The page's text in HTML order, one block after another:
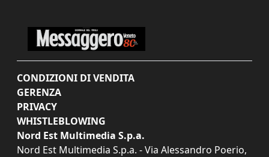
CONDIZIONI DI VENDITA
GERENZA
PRIVACY
WHISTLEBLOWING
Nord Est Multimedia S.p.a.
Nord Est Multimedia S.p.a. - Via Alessandro Poerio,